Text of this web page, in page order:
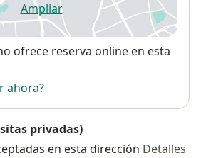
Ampliarse abre en una nueva
ofrece reserva online en esta
ahora?
privadas)
en esta dirección Detalles